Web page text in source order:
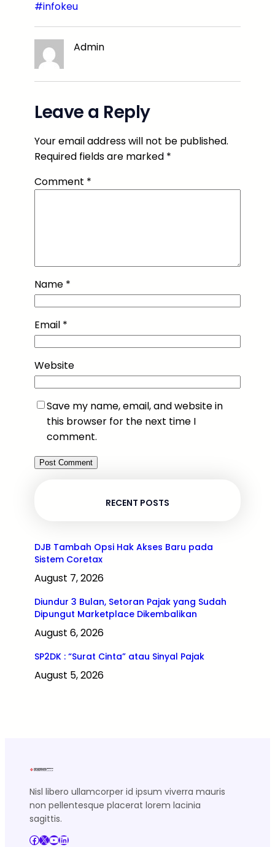
#infokeu
Admin
Leave a Reply
Your email address will not be published.
Required fields are marked *
Comment *
Name *
Email *
Website
Save my name, email, and website in
this browser for the next time I
comment.
RECENT POSTS
DJB Tambah Opsi Hak Akses Baru pada
Sistem Coretax
August 7, 2026
Diundur 3 Bulan, Setoran Pajak yang Sudah
Dipungut Marketplace Dikembalikan
August 6, 2026
SP2DK : “Surat Cinta” atau Sinyal Pajak
August 5, 2026
Nisl libero ullamcorper id ipsum viverra mauris
non pellentesque placerat lorem lacinia
sagittis.
Facebook X YouTube LinkedIn